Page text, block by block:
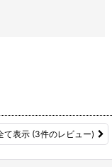
さい💖
て表示 (3件のレビュー)